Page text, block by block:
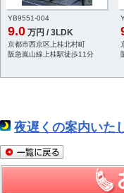
YB9551-004
9.0 万円 / 3LDK
京都市西京区上桂北村町
阪急嵐山線上桂駅徒歩11分
夜遅くの案内いた